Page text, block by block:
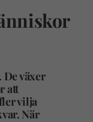
De växer
att
vilja
När